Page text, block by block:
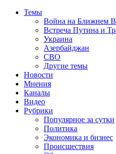
Темы
Война на Ближнем
Встреча Путина и
Украина
Азербайджан
СВО
Другие темы
Новости
Мнения
Каналы
Видео
Рубрики
Популярное за сутки
Политика
Экономика и бизнес
Происшествия